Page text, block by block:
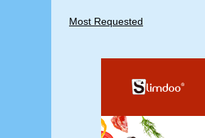
Most Requested